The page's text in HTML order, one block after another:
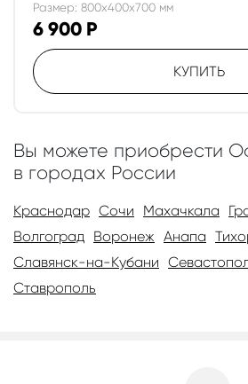
Размер: 800x400x700 мм
6 900 Р
КУПИТЬ
Вы можете приобрести
в городах России
Краснодар Сочи Махачкала
Волгоград Воронеж Анапа
Славянск-на-Кубани
Ставрополь